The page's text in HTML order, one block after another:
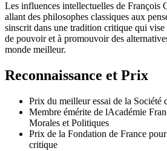
Les influences intellectuelles de François
allant des philosophes classiques aux
sinscrit dans une tradition critique qui vise
de pouvoir et à promouvoir des
monde meilleur.
Reconnaissance et Prix
Prix du meilleur essai de la Société
Membre émérite de lAcadémie
Morales et Politiques
Prix de la Fondation de France
critique